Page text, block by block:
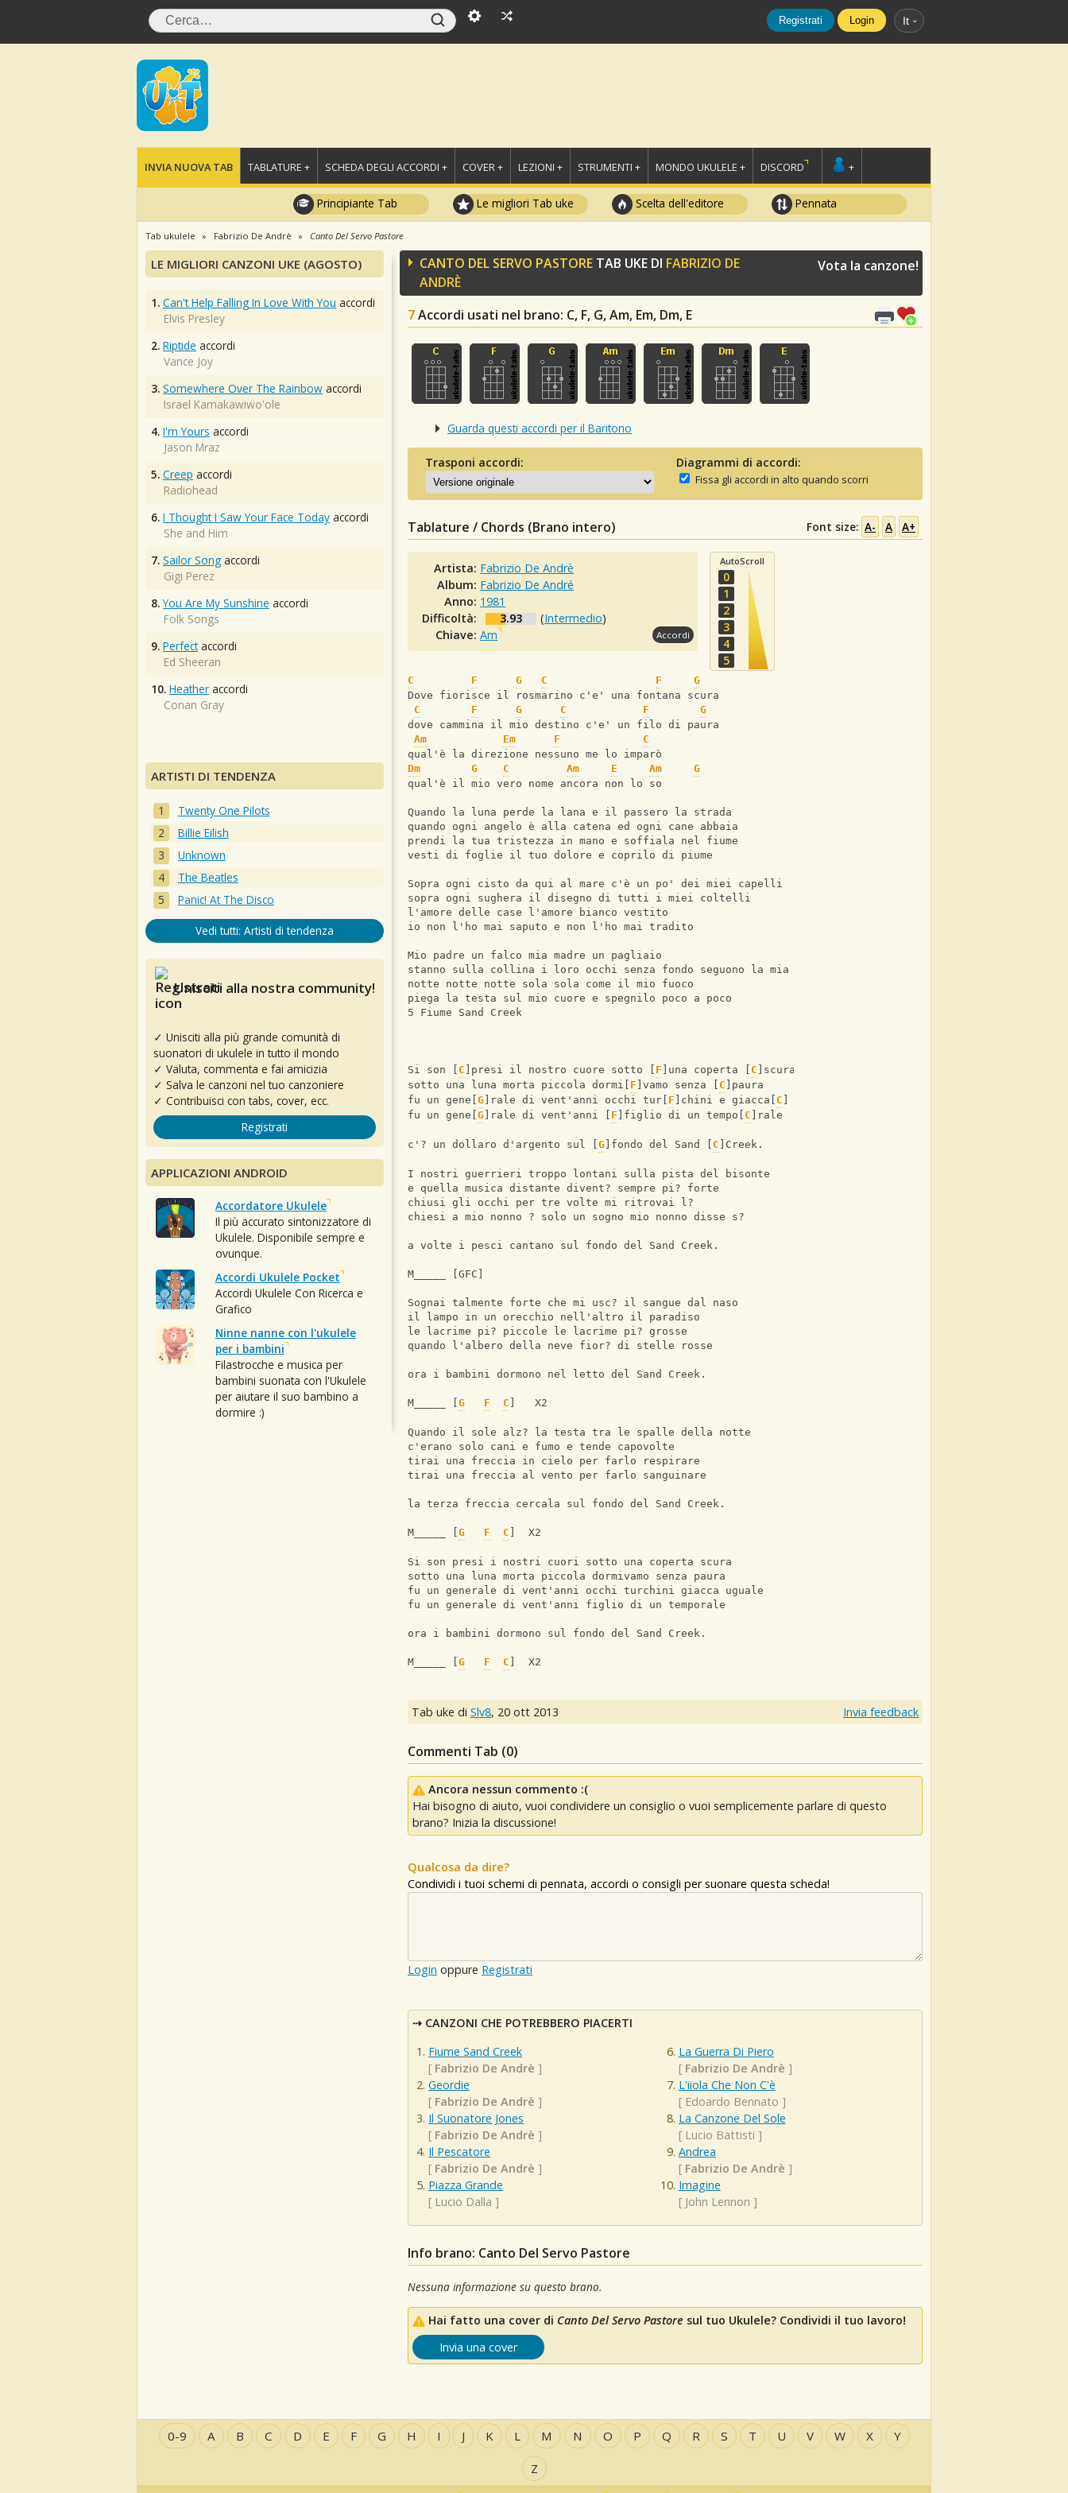
Registrati Login It
INVIA NUOVA TAB TABLATURE + SCHEDA DEGLI ACCORDI + COVER + LEZIONI + STRUMENTI + MONDO UKULELE + DISCORD +
Principiante Tab Le migliori Tab uke Scelta dell'editore Pennata
Tab ukulele Fabrizio De Andrè Canto Del Servo Pastore
CANTO DEL SERVO PASTORE TAB UKE DI FABRIZIO DE
ANDRÈ
7Accordi usati nel brano: C, F, G, Am, Em, Dm, E
Vota la canzone!
Guarda questi accordi per il Baritono
Trasponi accordi: Diagrammi di accordi:
Fissa gli accordi in alto quando scorri
Tablature / Chords (Brano intero) Font size: A- A A+
Artista: Fabrizio De Andrè
Album: Fabrizio De André
Anno: 1981
Difficoltà:
3.93 (Intermedio)
Chiave:Am Accordi
AutoScroll
0
1
2
3
4
5
C F G C F
G
Dove fiorisce il rosmarino c'e' una fontana scura
C
F G C F
G
dove cammina il mio destino c'e' un filo di paura
Am
Em F
C
qual'è la direzione nessuno me lo imparò
Dm
G C Am E Am
G
qual'è il mio vero nome ancora non lo so
Quando la luna perde la lana e il passero la strada
quando ogni angelo è alla catena ed ogni cane abbaia
prendi la tua tristezza in mano e soffiala nel fiume
vesti di foglie il tuo dolore e coprilo di piume
Sopra ogni cisto da qui al mare c'è un po' dei miei capelli
sopra ogni sughera il disegno di tutti i miei coltelli
l'amore delle case l'amore bianco vestito
io non l'ho mai saputo e non l'ho mai tradito
Mio padre un falco mia madre un pagliaio
stanno sulla collina i loro occhi senza fondo seguono la mia luna
notte notte notte sola sola come il mio fuoco
piega la testa sul mio cuore e spegnilo poco a poco
5 Fiume Sand Creek
Si son [ C ]presi il nostro cuore sotto [ F ]una coperta [ C ]scura
sotto una luna morta piccola dormi[ F ]vamo senza [ C ]paura
fu un gene[ G ]rale di vent'anni occhi tur[ F ]chini e giacca[ C
fu un gene[ G ]rale di vent'anni [ F ]figlio di un tempo[ C ]rale
c'? un dollaro d'argento sul [ G ]fondo del Sand [ C ]Creek.
I nostri guerrieri troppo lontani sulla pista del bisonte
e quella musica distante divent? sempre pi? forte
chiusi gli occhi per tre volte mi ritrovai l?
chiesi a mio nonno ? solo un sogno mio nonno disse s?
a volte i pesci cantano sul fondo del Sand Creek.
M_____ [GFC]
Sognai talmente forte che mi usc? il sangue dal naso
il lampo in un orecchio nell'altro il paradiso
le lacrime pi? piccole le lacrime pi? grosse
quando l'albero della neve fior? di stelle rosse
ora i bambini dormono nel letto del Sand Creek.
M_____ [ G F C ]   X2
Quando il sole alz? la testa tra le spalle della notte
c'erano solo cani e fumo e tende capovolte
tirai una freccia in cielo per farlo respirare
tirai una freccia al vento per farlo sanguinare
la terza freccia cercala sul fondo del Sand Creek.
M_____ [ G F C ]  X2
Si son presi i nostri cuori sotto una coperta scura
sotto una luna morta piccola dormivamo senza paura
fu un generale di vent'anni occhi turchini giacca uguale
fu un generale di vent'anni figlio di un temporale
ora i bambini dormono sul fondo del Sand Creek.
M_____ [ G F C ]  X2
Tab uke di Slv8, 20 ott 2013 Invia feedback
Commenti Tab (0)
Ancora nessun commento :(
Hai bisogno di aiuto, vuoi condividere un consiglio o vuoi semplicemente parlare di questo
brano? Inizia la discussione!
Qualcosa da dire?
Condividi i tuoi schemi di pennata, accordi o consigli per suonare questa scheda!
Login oppure Registrati
CANZONI CHE POTREBBERO PIACERTI
Fiume Sand Creek
[ Fabrizio De Andrè ]
Geordie
[ Fabrizio De Andrè ]
Il Suonatore Jones
[ Fabrizio De Andrè ]
Il Pescatore
[ Fabrizio De Andrè ]
Piazza Grande
[ Lucio Dalla ]
La Guerra Di Piero
[ Fabrizio De Andrè ]
L'iiola Che Non C'è
[ Edoardo Bennato ]
La Canzone Del Sole
[ Lucio Battisti ]
Andrea
[ Fabrizio De Andrè ]
Imagine
[ John Lennon ]
Info brano: Canto Del Servo Pastore
Nessuna informazione su questo brano.
Hai fatto una cover di Canto Del Servo Pastore sul tuo Ukulele? Condividi il tuo lavoro!
Invia una cover
LE MIGLIORI CANZONI UKE (AGOSTO)
1. Can't Help Falling In Love With You accordi
Elvis Presley
2. Riptide accordi
Vance Joy
3. Somewhere Over The Rainbow accordi
Israel Kamakawiwo'ole
4. I'm Yours accordi
Jason Mraz
5. Creep accordi
Radiohead
6. I Thought I Saw Your Face Today accordi
She and Him
7. Sailor Song accordi
Gigi Perez
8. You Are My Sunshine accordi
Folk Songs
9. Perfectaccordi
Ed Sheeran
10. Heather accordi
Conan Gray
ARTISTI DI TENDENZA
Twenty One Pilots
Billie Eilish
Unknown
The Beatles
Panic! At The Disco
Vedi tutti: Artisti di tendenza
Unisciti alla nostra community!
✓ Unisciti alla più grande comunità di
suonatori di ukulele in tutto il mondo
✓ Valuta, commenta e fai amicizia
✓ Salva le canzoni nel tuo canzoniere
✓ Contribuisci con tabs, cover, ecc.
Registrati
APPLICAZIONI ANDROID
Accordatore Ukulele
Il più accurato sintonizzatore di
Ukulele. Disponibile sempre e
ovunque.
Accordi Ukulele Pocket
Accordi Ukulele Con Ricerca e
Grafico
Ninne nanne con l'ukulele
per i bambini
Filastrocche e musica per
bambini suonata con l'Ukulele
per aiutare il suo bambino a
dormire :)
0-9 A B C D E F G H I J K L M N O P Q R S T U V W X Y
Z